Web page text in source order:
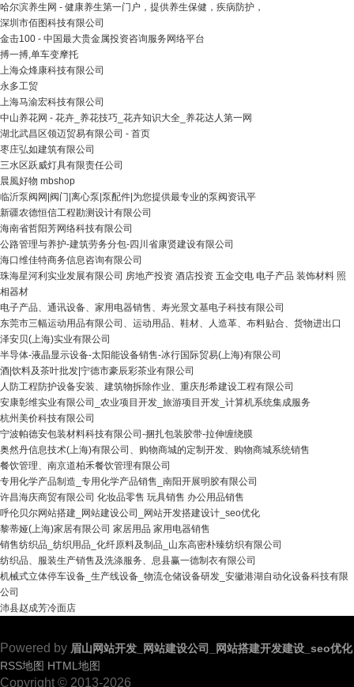
哈尔滨养生网 - 健康养生第一门户，提供养生保健，疾病防护，
深圳市佰图科技有限公司
金击100 - 中国最大贵金属投资咨询服务网络平台
搏一搏,单车变摩托
上海众烽康科技有限公司
永多工贸
上海马渝宏科技有限公司
中山养花网 - 花卉_养花技巧_花卉知识大全_养花达人第一网
湖北武昌区领迈贸易有限公司 - 首页
枣庄弘如建筑有限公司
三水区跃威灯具有限责任公司
晨風好物 mbshop
临沂泵阀网|阀门|离心泵|泵配件|为您提供最专业的泵阀资讯平
新疆农德恒信工程勘测设计有限公司
海南省哲阳芳网络科技有限公司
公路管理与养护-建筑劳务分包-四川省康贤建设有限公司
海口维佳特商务信息咨询有限公司
珠海星河利实业发展有限公司 房地产投资 酒店投资 五金交电 电子产品 装饰材料 照
相器材
电子产品、通讯设备、家用电器销售、寿光景文基电子科技有限公司
东莞市三幅运动用品有限公司、运动用品、鞋材、人造革、布料贴合、货物进出口
泽安贝(上海)实业有限公司
半导体-液晶显示设备-太阳能设备销售-冰行国际贸易(上海)有限公司
酒|饮料及茶叶批发|宁德市豪辰彩茶业有限公司
人防工程防护设备安装、建筑物拆除作业、重庆彤希建设工程有限公司
安康彰维实业有限公司_农业项目开发_旅游项目开发_计算机系统集成服务
杭州美价科技有限公司
宁波帕德安包装材料科技有限公司-捆扎包装胶带-拉伸缠绕膜
奥然丹信息技术(上海)有限公司、购物商城的定制开发、购物商城系统销售
餐饮管理、南京道柏禾餐饮管理有限公司
专用化学产品制造_专用化学产品销售_南阳开展明胶有限公司
许昌海庆商贸有限公司 化妆品零售 玩具销售 办公用品销售
呼伦贝尔网站搭建_网站建设公司_网站开发搭建设计_seo优化
黎蒂娅(上海)家居有限公司 家居用品 家用电器销售
销售纺织品_纺织用品_化纤原料及制品_山东高密朴臻纺织有限公司
纺织品、服装生产销售及洗涤服务、息县赢一德制衣有限公司
机械式立体停车设备_生产线设备_物流仓储设备研发_安徽港湖自动化设备科技有限
公司
沛县赵成芳冷面店
Powered by 眉山网站开发_网站建设公司_网站搭建开发建设_seo优化
RSS地图 HTML地图
Copyright © 2013-2026